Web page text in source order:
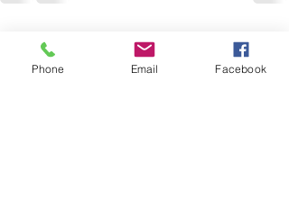
Posts récents Voir tout
Phone Email Facebook